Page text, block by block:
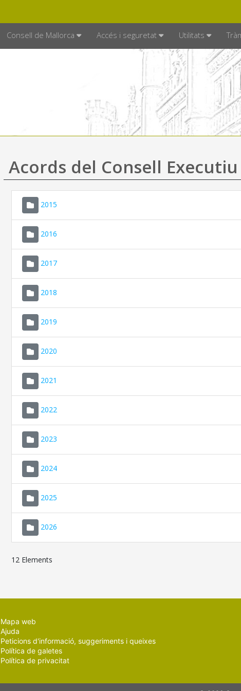
Consell de Mallorca Accés i seguretat Utilitats
Acords del Consell Executiu
2015
2016
2017
2018
2019
2020
2021
2022
2023
2024
2025
2026
12 Elements
Mapa web
Ajuda
Peticions d'informació, suggeriments i queixes
Política de galetes
Política de privacitat